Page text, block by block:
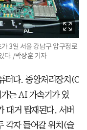
3일 서울 강남구 압구정로
다. /박상훈 기자
터다. 중앙처리장치(C
는 AI 가속기가 있
대거 탑재된다. 서버
각자 들어갈 위치(슬